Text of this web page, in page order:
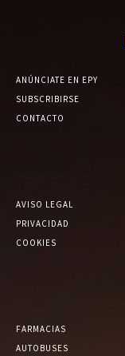
ANÚNCIATE EN EPY
SUBSCRIBIRSE
CONTACTO
AVISO LEGAL
PRIVACIDAD
COOKIES
FARMACIAS
AUTOBUSES